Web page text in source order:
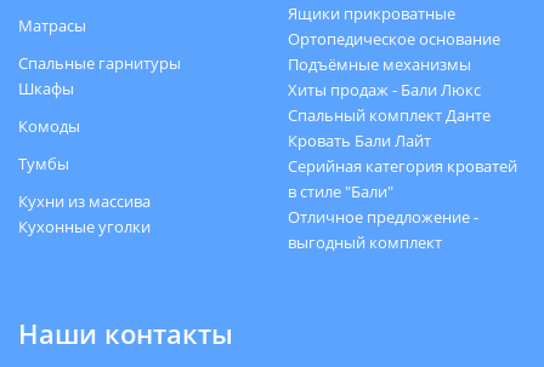
Матрасы
Спальные гарнитуры
Шкафы
Комоды
Тумбы
Кухни из массива
Кухонные уголки
Ящики прикроватные
Ортопедическое основание
Подъёмные механизмы
Хиты продаж - Бали Люкс
Спальный комплект Данте
Кровать Бали Лайт
Серийная категория кроватей
в стиле "Бали"
Отличное предложение -
выгодный комплект
Наши контакты